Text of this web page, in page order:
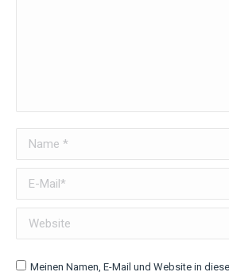
Name *
E-Mail *
Website
Meinen Namen, E-Mail und Website in